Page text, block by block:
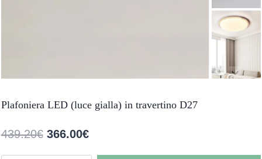
Plafoniera LED (luce gialla) in travertino D27
439.20€ Il
prezzo
366.00€Il
prezzo